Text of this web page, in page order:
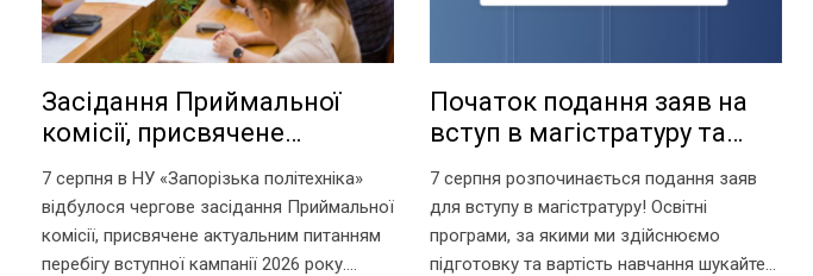
Засідання Приймальної
комісії, присвячене
актуальним питанням
перебігу вступної кампанії
2026 року
7 серпня в НУ «Запорізька політехніка»
відбулося чергове засідання Приймальної
комісії, присвячене актуальним питанням
перебігу вступної кампанії 2026 року.
Початок подання заяв на
вступ в магістратуру та
аспірантуру
7 серпня розпочинається подання заяв
для вступу в магістратуру! Освітні
програми, за якими ми здійснюємо
підготовку та вартість навчання шукайте